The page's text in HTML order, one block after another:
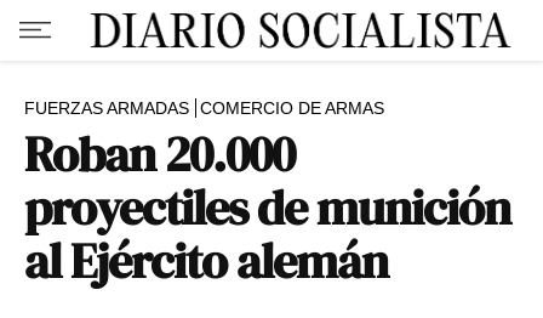
FUERZAS ARMADAS COMERCIO DE ARMAS
Roban 20.000
proyectiles de munición
al Ejército alemán